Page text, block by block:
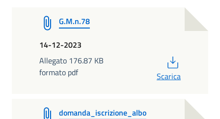
G.M.n.78
14-12-2023
Allegato 176.87 KB
formato pdf
Scarica
domanda_iscrizione_albo